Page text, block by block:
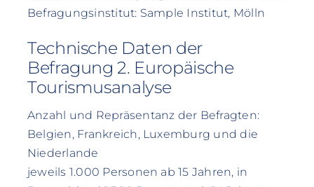
Befragungsinstitut: Sample Institut, Mölln
Technische Daten der
Befragung 2. Europäische
Tourismusanalyse
Anzahl und Repräsentanz der Befragten:
Belgien, Frankreich, Luxemburg und die
Niederlande
jeweils 1.000 Personen ab 15 Jahren, in